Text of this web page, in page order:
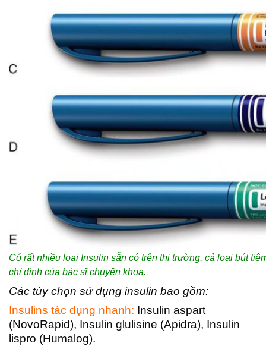
Có rất nhiều loại Insulin sẵn có trên thị trường, cả loại bút
chỉ định của bác sĩ chuyên khoa.
Các tùy chọn sử dụng insulin bao gồm:
Insulins tác dụng nhanh: Insulin aspart
(NovoRapid), Insulin glulisine (Apidra), Insulin
lispro (Humalog).